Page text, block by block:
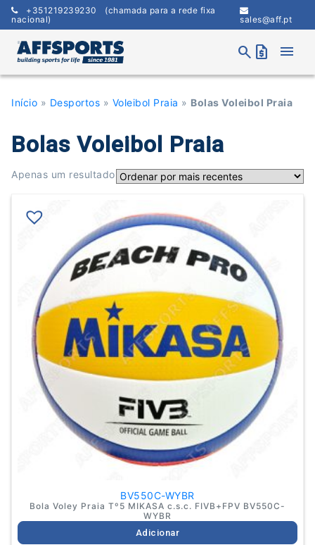
Skip
content
+351219239230 (chamada para a rede fixa
nacional)
sales@aff.pt
search request_quote menu
Início » Desportos » Voleibol Praia » Bolas Voleibol Praia
Bolas Voleibol Praia
Apenas um resultado
BV550C-WYBR
Bola Voley Praia Tº5 MIKASA c.s.c. FIVB+FPV BV550C-
WYBR
Adicionar